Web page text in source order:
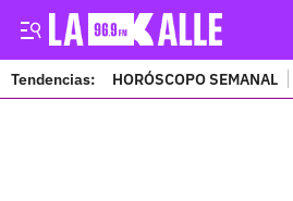
Tendencias: HORÓSCOPO SEMANAL